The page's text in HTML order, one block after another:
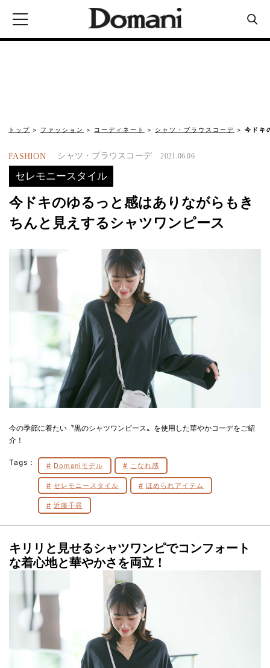
トップ ファッション コーディネート シャツ・ブラウスコーデ 今ドキ
FASHION シャツ・ブラウスコーデ 2021.06.06
セレモニースタイル
今ドキのゆるっと感はありながらもき
ちんと見えするシャツワンピース
今の季節に着たい〝黒のシャツワンピース〟を使用した華やかコーデをご紹
介！
Tags： Domaniモデル こなれ感
セレモニースタイル ほめられアイテム
近藤千尋
キリリと見せるシャツワンピでコンフォート
な着心地と華やかさを両立！